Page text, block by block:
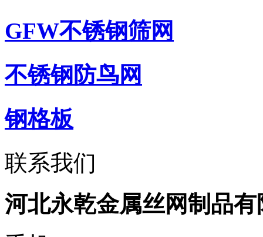
GFW不锈钢筛网
不锈钢防鸟网
钢格板
联系我们
河北永乾金属丝网制品有